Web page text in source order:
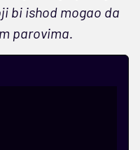
bi ishod mogao da
parovima.